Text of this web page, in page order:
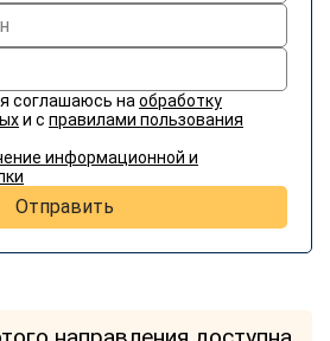
соглашаюсь на обработку
и с правилами пользования
информационной и
Отправить